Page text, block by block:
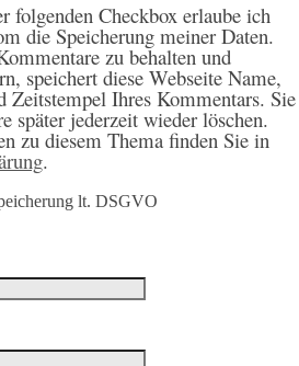
folgenden Checkbox erlaube ich
die Speicherung meiner Daten.
zu behalten und
speichert diese Webseite Name,
Ihres Kommentars. Sie
später jederzeit wieder löschen.
zu diesem Thema finden Sie in
.
lt. DSGVO